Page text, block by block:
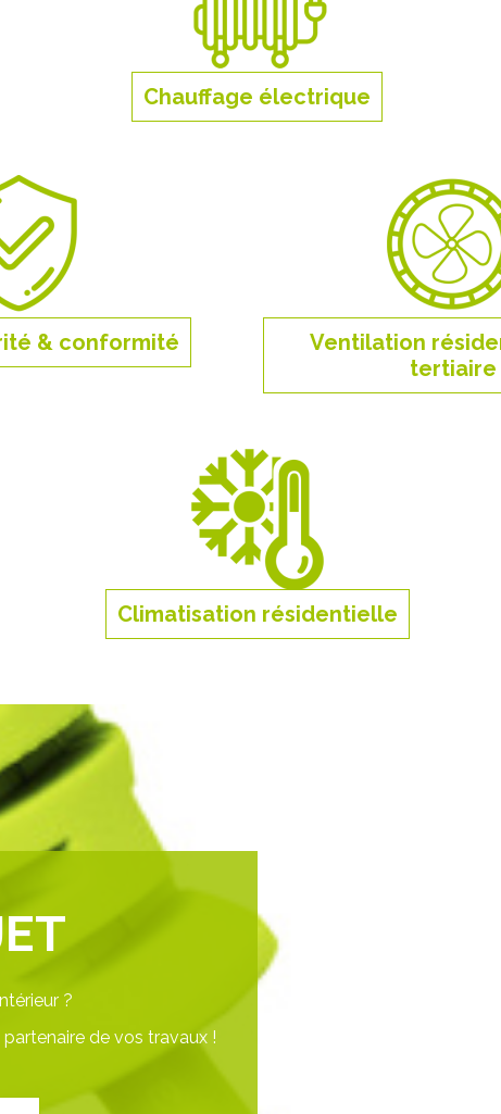
Chauffage électrique
& conformité
Ventilation
tertiaire
Climatisation résidentielle
?
de vos travaux !